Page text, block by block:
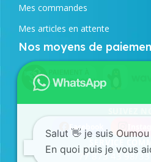
Mes commandes
Mes articles en attente
Nos moyens de
Facebook
77 873 43 98/
Salut 👋 je suis
En quoi puis je vous